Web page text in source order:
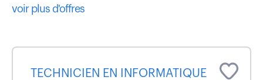
voir plus d'offres
TECHNICIEN EN INFORMATIQUE